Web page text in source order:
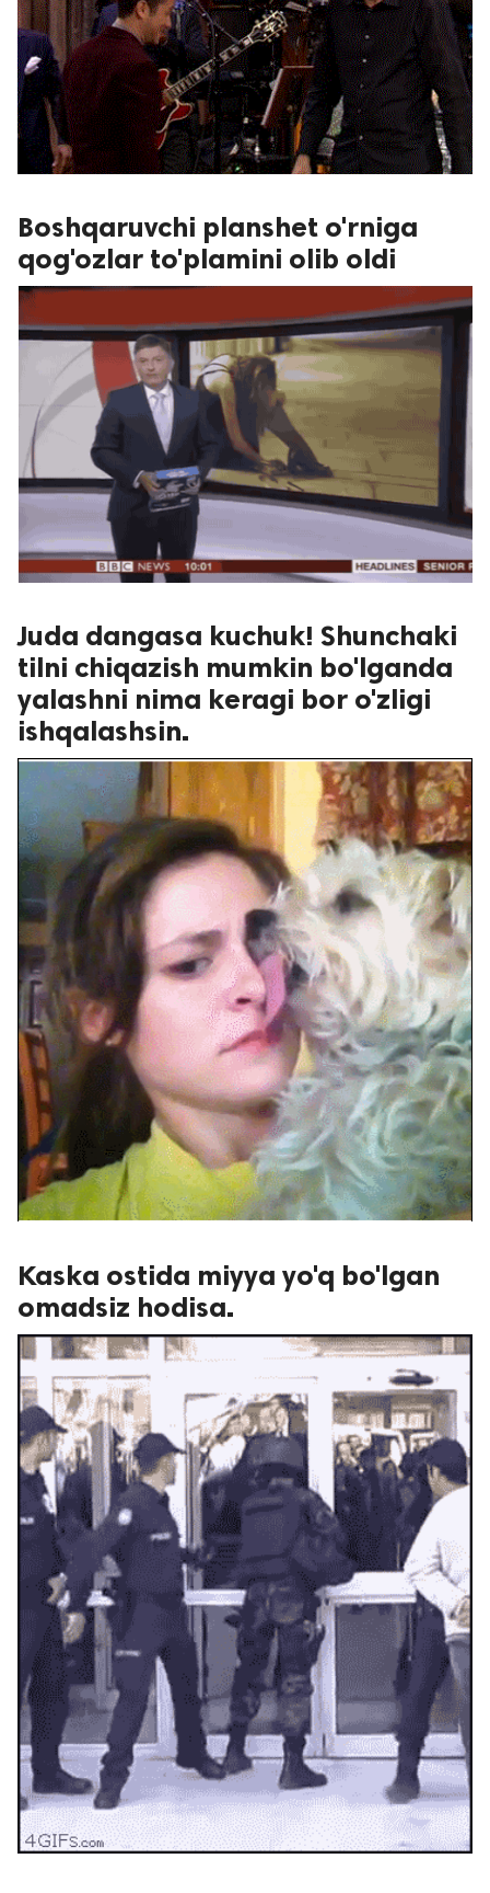
Boshqaruvchi planshet o'rniga
qog'ozlar to'plamini olib oldi
Juda dangasa kuchuk! Shunchaki
tilni chiqazish mumkin bo'lganda
yalashni nima keragi bor o'zligi
ishqalashsin.
Kaska ostida miyya yo'q bo'lgan
omadsiz hodisa.